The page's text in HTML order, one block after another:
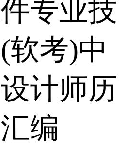
专业技
软考)中
计师历
编